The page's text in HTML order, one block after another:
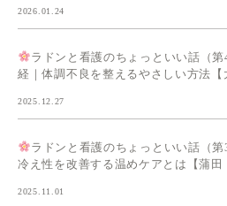
2026.01.24
ラドンと看護のちょっといい話（
経｜体調不良を整えるやさしい方法【
2025.12.27
ラドンと看護のちょっといい話（第
冷え性を改善する温めケアとは【蒲田
2025.11.01